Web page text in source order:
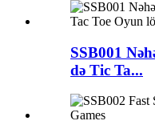
SSB001
də Tic Ta...